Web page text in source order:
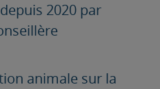
2020 par
animale sur la